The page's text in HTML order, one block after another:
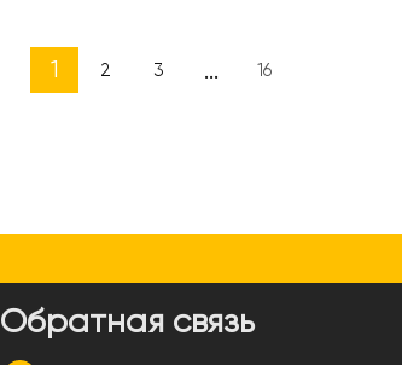
1 2 3 ... 16
Обратная связь